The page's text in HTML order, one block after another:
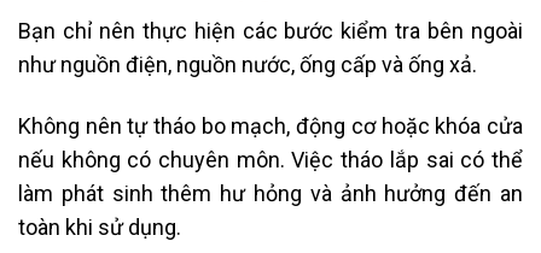
Bạn chỉ nên thực hiện các bước kiểm tra bên ngoài
như nguồn điện, nguồn nước, ống cấp và ống xả.
Không nên tự tháo bo mạch, động cơ hoặc khóa cửa
nếu không có chuyên môn. Việc tháo lắp sai có thể
làm phát sinh thêm hư hỏng và ảnh hưởng đến an
toàn khi sử dụng.